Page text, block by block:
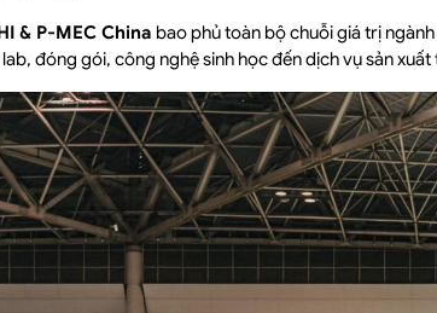
& P-MEC China bao phủ toàn bộ chuỗi giá trị
đóng gói, công nghệ sinh học đến dịch vụ sản